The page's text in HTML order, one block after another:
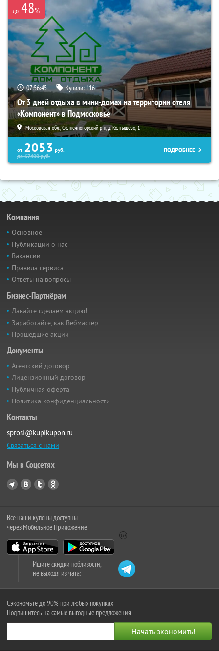
до 48%
07:56:44 Купили: 116
От 3 дней отдыха в мини-домах на территории отеля
«Компонент» в Подмосковье
Московская обл., Солнечногорский р-н, д. Колтышево, 1
от 2053 руб.
до67400руб.
ПОДРОБНЕЕ
Компания
Основное
Публикации о нас
Вакансии
Правила сервиса
Ответы на вопросы
Бизнес-Партнёрам
Давайте сделаем акцию!
Заработайте, как Вебмастер
Прошедшие акции
Документы
Агентский договор
Лицензионный договор
Публичная оферта
Политика конфиденциальности
Контакты
sprosi@kupikupon.ru
Связаться с нами
Мы в Соцсетях
Все наши купоны доступны
через Мобильное Приложение:
Ищите скидки поблизости,
не выходя из чата:
Сэкономьте до 90% при любых покупках
Подпишитесь на самые выгодные предложения